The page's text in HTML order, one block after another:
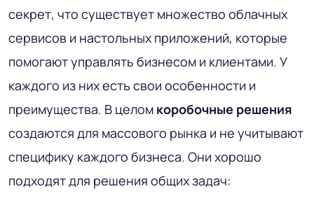
секрет, что существует множество облачных
сервисов и настольных приложений, которые
помогают управлять бизнесом и клиентами. У
каждого из них есть свои особенности и
преимущества. В целом коробочные решения
создаются для массового рынка и не учитывают
специфику каждого бизнеса. Они хорошо
подходят для решения общих задач: